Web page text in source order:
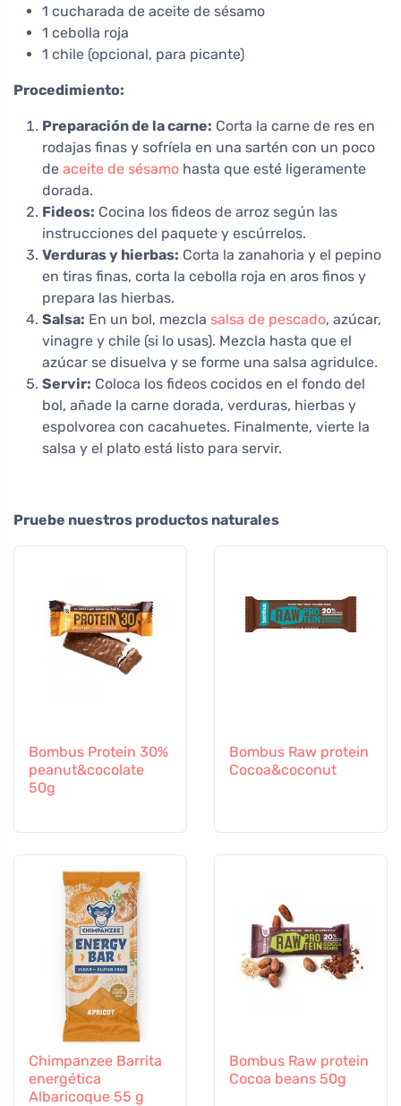
1 cucharada de aceite de sésamo
1 cebolla roja
1 chile (opcional, para picante)
Procedimiento:
Preparación de la carne: Corta la carne de res en
rodajas finas y sofríela en una sartén con un poco
de aceite de sésamo hasta que esté ligeramente
dorada.
Fideos: Cocina los fideos de arroz según las
instrucciones del paquete y escúrrelos.
Verduras y hierbas: Corta la zanahoria y el pepino
en tiras finas, corta la cebolla roja en aros finos y
prepara las hierbas.
Salsa: En un bol, mezcla salsa de pescado, azúcar,
vinagre y chile (si lo usas). Mezcla hasta que el
azúcar se disuelva y se forme una salsa agridulce.
Servir: Coloca los fideos cocidos en el fondo del
bol, añade la carne dorada, verduras, hierbas y
espolvorea con cacahuetes. Finalmente, vierte la
salsa y el plato está listo para servir.
Pruebe nuestros productos naturales
Bombus Protein 30%
peanut&cocolate
50g
Bombus Raw protein
Cocoa&coconut
Chimpanzee Barrita
energética
Albaricoque 55 g
Bombus Raw protein
Cocoa beans 50g